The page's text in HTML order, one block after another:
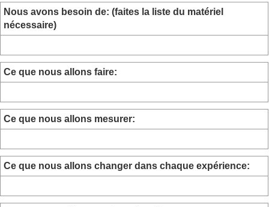
Nous avons besoin de: (faites la liste du matériel
nécessaire)
Ce que nous allons faire:
Ce que nous allons mesurer:
Ce que nous allons changer dans chaque expérience: